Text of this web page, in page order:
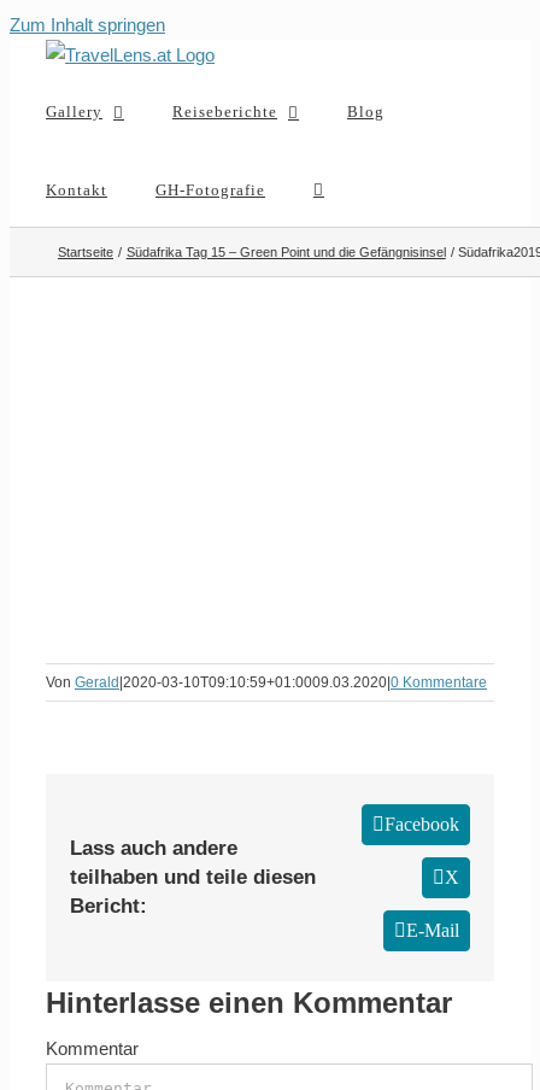
Zum Inhalt springen
Gallery Reiseberichte Blog
Kontakt GH-Fotografie
Startseite Südafrika Tag 15 – Green Point und die Gefängnisinsel
Von Gerald 2020-03-10T09:10:59+01:0009.03.2020 0 Kommentare
Lass auch andere
teilhaben und teile diesen
Bericht:
Facebook
X
E-Mail
Hinterlasse einen Kommentar
Kommentar